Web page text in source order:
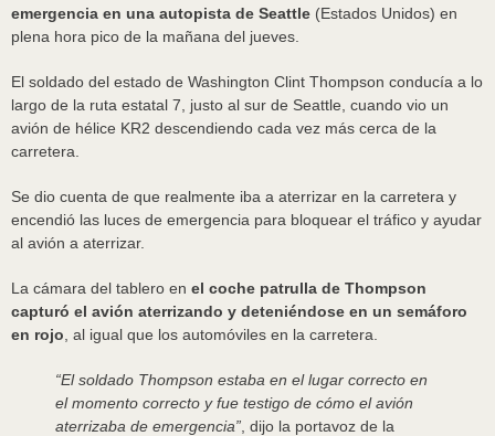
emergencia en una autopista de Seattle (Estados Unidos) en
plena hora pico de la mañana del jueves.
El soldado del estado de Washington Clint Thompson conducía a lo
largo de la ruta estatal 7, justo al sur de Seattle, cuando vio un
avión de hélice KR2 descendiendo cada vez más cerca de la
carretera.
Se dio cuenta de que realmente iba a aterrizar en la carretera y
encendió las luces de emergencia para bloquear el tráfico y ayudar
al avión a aterrizar.
La cámara del tablero en el coche patrulla de Thompson
capturó el avión aterrizando y deteniéndose en un semáforo
en rojo , al igual que los automóviles en la carretera.
“El soldado Thompson estaba en el lugar correcto en
el momento correcto y fue testigo de cómo el avión
aterrizaba de emergencia” , dijo la portavoz de la